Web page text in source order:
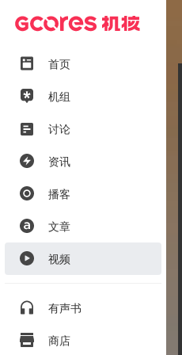
首页
机组
讨论
资讯
播客
文章
视频
有声书
商店